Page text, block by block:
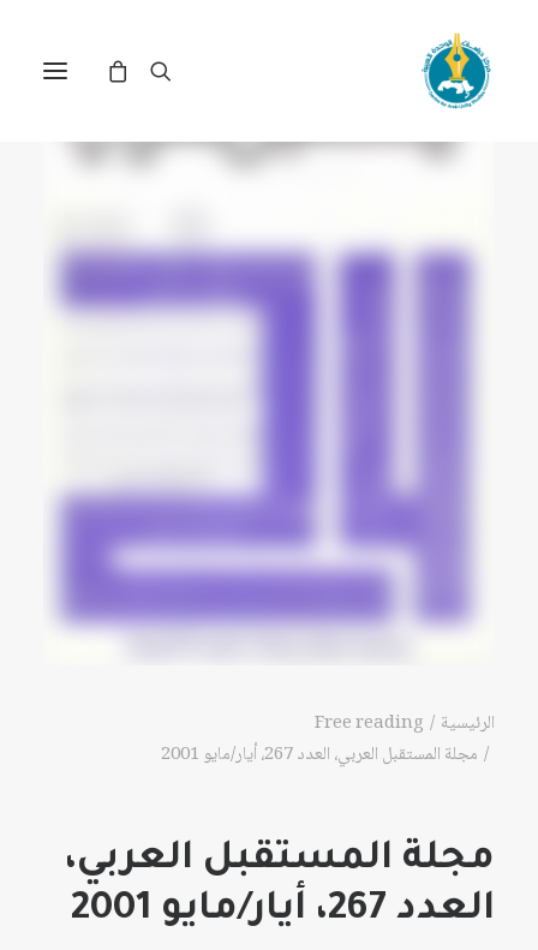
الرئيسية
Free reading
مجلة المستقبل العربي، العدد 267، أيار/مايو 2001
مجلة المستقبل العربي،
العدد 267، أيار/مايو 2001